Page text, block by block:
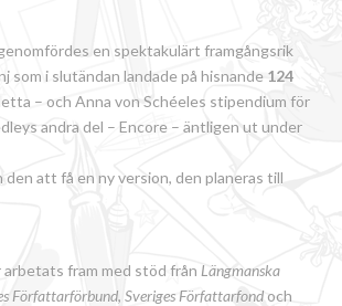
en spektakulärt framgångsrik
som i slutändan landade på hisnande 124
– och Anna von Schéeles stipendium för
andra del – Encore – äntligen ut under
den att få en ny version, den planeras till
arbetats fram med stöd från Längmanska
Författarförbund, Sveriges Författarfond och